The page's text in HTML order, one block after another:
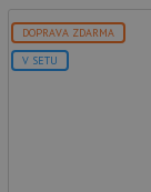
DOPRAVA ZDARMA
V SETU